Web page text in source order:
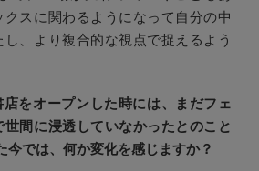
クスに関わるようになって自分の中
、より複合的な視点で捉えるよう
をオープンした時には、まだフェ
世間に浸透していなかったとのこと
今では、何か変化を感じますか？